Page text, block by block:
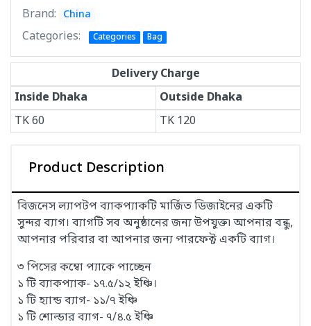
Brand: China
Categories: Categories Bag
Delivery Charge
Inside Dhaka
Outside Dhaka
TK60 TK 120
Product Description
বিজনেস ল্যাপটপ ব্যাকপ্যাকটি মার্জিত ডিজাইনের একটি
সুন্দর ব্যাগ। ব্যাগটি সব অনুষ্ঠানের জন্য উপযুক্ত৷ আপনার বন্ধু,
আপনার পরিবার বা আপনার জন্য পারফেক্ট একটি ব্যাগ।
৩ পিসের কম্বো প্যাকে পাচ্ছেন
১ টি ব্যাকপ্যাক- ১৭.৫/১২ ইঞ্চি।
১ টি হ্যান্ড ব্যাগ- ১১/৭ ইঞ্চি
১ টি শোল্ডার ব্যাগ- ৭/৪.৫ ইঞ্চি